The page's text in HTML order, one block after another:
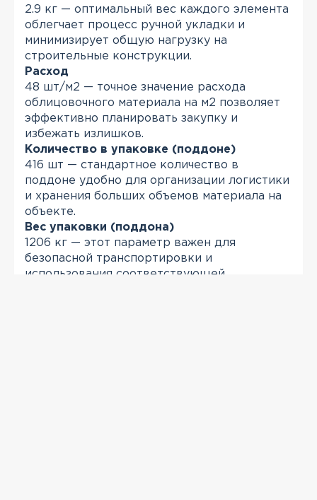
2.9 кг — оптимальный вес каждого элемента
облегчает процесс ручной укладки и
минимизирует общую нагрузку на
строительные конструкции.
Расход
48 шт/м2 — точное значение расхода
облицовочного материала на м2 позволяет
эффективно планировать закупку и
избежать излишков.
Количество в упаковке (поддоне)
416 шт — стандартное количество в
поддоне удобно для организации логистики
и хранения больших объемов материала на
объекте.
Вес упаковки (поддона)
1206 кг — этот параметр важен для
безопасной транспортировки и
использования соответствующей